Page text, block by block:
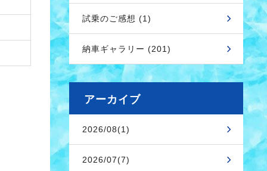
試乗のご感想 (1)
納車ギャラリー (201)
アーカイブ
2026/08(1)
2026/07(7)